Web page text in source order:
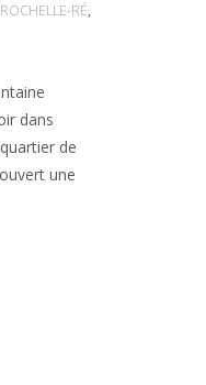
RÉ,
dans
de
une